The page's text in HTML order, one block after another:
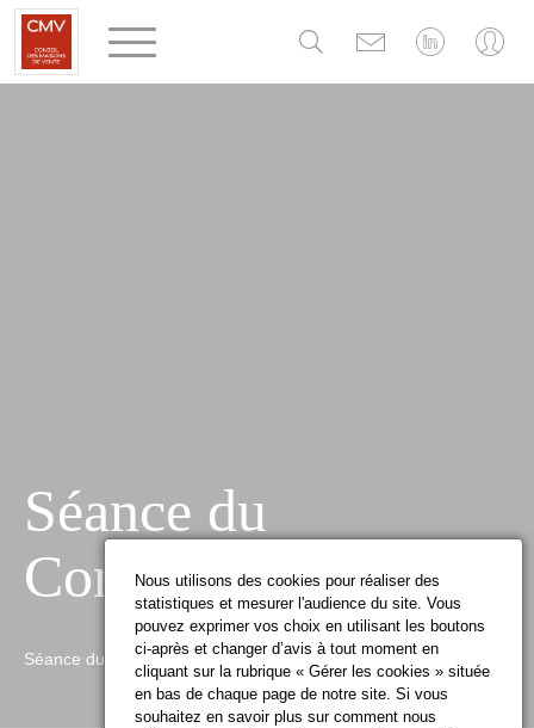
Séance du
Conseil
Séance du Conseil
Panneau de gestion des cookies
Nous utilisons des cookies pour réaliser des
statistiques et mesurer l'audience du site. Vous
pouvez exprimer vos choix en utilisant les boutons
ci-après et changer d’avis à tout moment en
cliquant sur la rubrique « Gérer les cookies » située
en bas de chaque page de notre site. Si vous
souhaitez en savoir plus sur comment nous